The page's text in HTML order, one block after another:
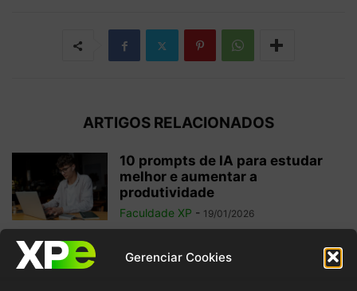
Gerenciar Cookies
ARTIGOS RELACIONADOS
10 prompts de IA para estudar
melhor e aumentar a
produtividade
Faculdade XP - 19/01/2026
Agentes de IA: o futuro da
inteligência artificial autônoma